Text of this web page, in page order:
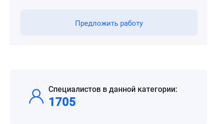
Предложить работу
Специалистов в данной категории:
1705